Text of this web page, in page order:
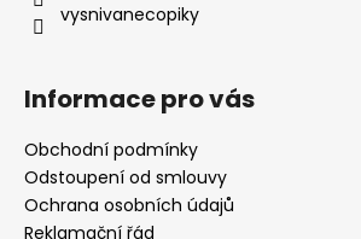
vysnivanecopiky
Informace pro vás
Obchodní podmínky
Odstoupení od smlouvy
Ochrana osobních údajů
Reklamační řád